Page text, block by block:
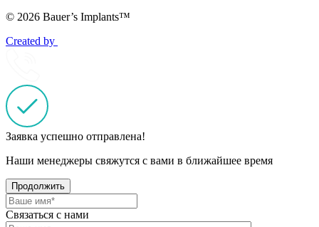
© 2026 Bauer’s Implants™
Created by
Заявка успешно отправлена!
Наши менеджеры свяжутся с вами в ближайшее время
Продолжить
Связаться с нами